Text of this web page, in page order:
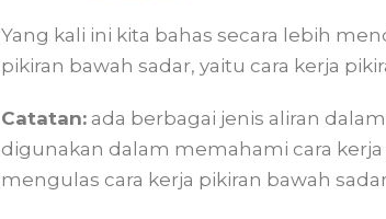
Yang kali ini kita bahas secara lebih
pikiran bawah sadar, yaitu cara kerja
Catatan: ada berbagai jenis aliran
digunakan dalam memahami cara
mengulas cara kerja pikiran bawah